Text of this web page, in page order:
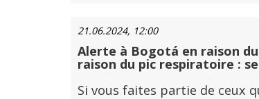
21.06.2024, 12:00
Alerte à Bogotá en raison
raison du pic respiratoire :
Si vous faites partie de ceux